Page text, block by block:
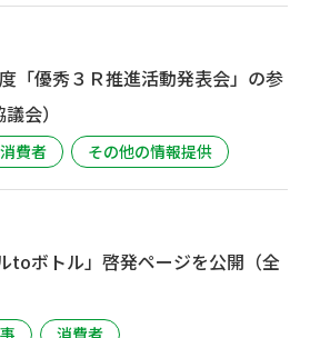
「優秀３Ｒ推進活動発表会」の参
会）
消費者 その他の情報提供
toボトル」啓発ページを公開（全